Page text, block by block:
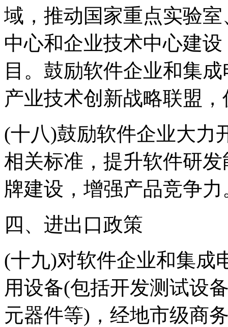
域，推动国家重点实验
中心和企业技术中心建
目。鼓励软件企业和集
产业技术创新战略联盟
(十八)鼓励软件企业大力
相关标准，提升软件研
牌建设，增强产品竞争力
四、进出口政策
(十九)对软件企业和集成
用设备(包括开发测试设
元器件等)，经地市级商